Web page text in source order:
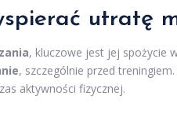
utratę
, kluczowe jest jej spożycie
, szczególnie przed
aktywności fizycznej.